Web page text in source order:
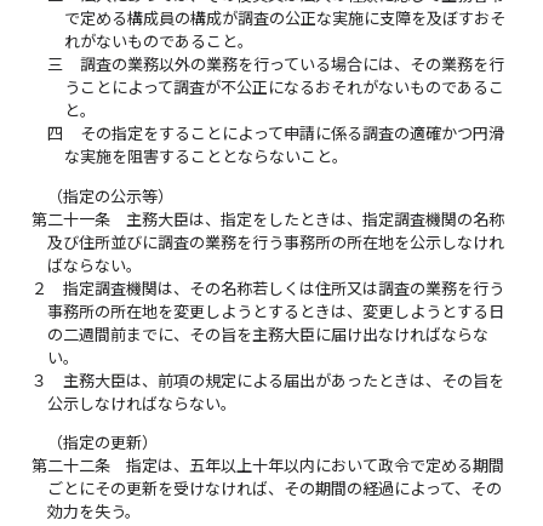
で定める構成員の構成が調査の公正な実施に支障を及ぼすおそ
れがないものであること。
三
調査の業務以外の業務を行っている場合には、その業務を行
うことによって調査が不公正になるおそれがないものであるこ
と。
四
その指定をすることによって申請に係る調査の適確かつ円滑
な実施を阻害することとならないこと。
（指定の公示等）
第二十一条
主務大臣は、指定をしたときは、指定調査機関の名称
及び住所並びに調査の業務を行う事務所の所在地を公示しなけれ
ばならない。
２
指定調査機関は、その名称若しくは住所又は調査の業務を行う
事務所の所在地を変更しようとするときは、変更しようとする日
の二週間前までに、その旨を主務大臣に届け出なければならな
い。
３
主務大臣は、前項の規定による届出があったときは、その旨を
公示しなければならない。
（指定の更新）
第二十二条
指定は、五年以上十年以内において政令で定める期間
ごとにその更新を受けなければ、その期間の経過によって、その
効力を失う。